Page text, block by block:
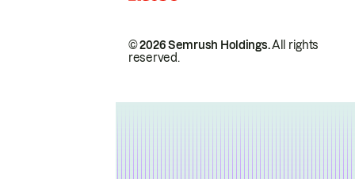
© 2026 Semrush Holdings.All rights
reserved.